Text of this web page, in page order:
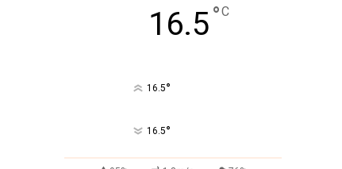
16.5°C
16.5°
16.5°